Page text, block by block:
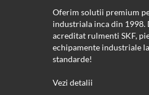
Oferim solutii premium
industriala inca din
acreditat rulmenti SKF,
echipamente industriale
standarde!
Vezi detalii